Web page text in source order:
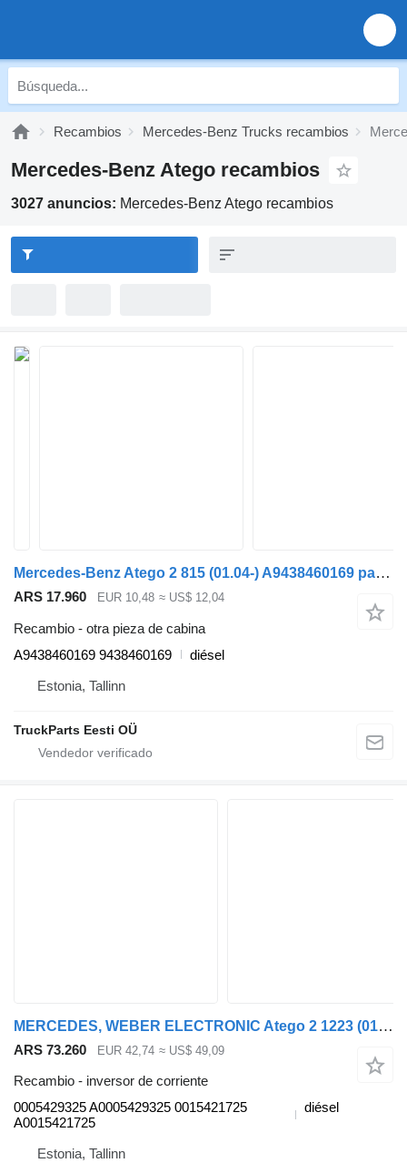
Recambios Mercedes-Benz Trucks recambios
Mercedes-Benz Atego recambios
3027 anuncios: Mercedes-Benz Atego recambios
Mercedes-Benz Atego 2 815 (01.04-) A9438460169 para Mercedes-Benz Atego, Atego 2, Atego 3 (1996-) cabeza tractora
ARS 17.960 EUR 10,48 ≈ US$ 12,04
Recambio - otra pieza de cabina
A9438460169 9438460169
diésel
Estonia, Tallinn
TruckParts Eesti OÜ
MERCEDES, WEBER ELECTRONIC Atego 2 1223 (01.04-) 0005429325 inversor de corriente para Mercedes-Benz Atego, Atego 2, Atego 3 (1996-) cabeza tractora
ARS 73.260 EUR 42,74 ≈ US$ 49,09
Recambio - inversor de corriente
0005429325 A0005429325 0015421725
A0015421725
diésel
Estonia, Tallinn